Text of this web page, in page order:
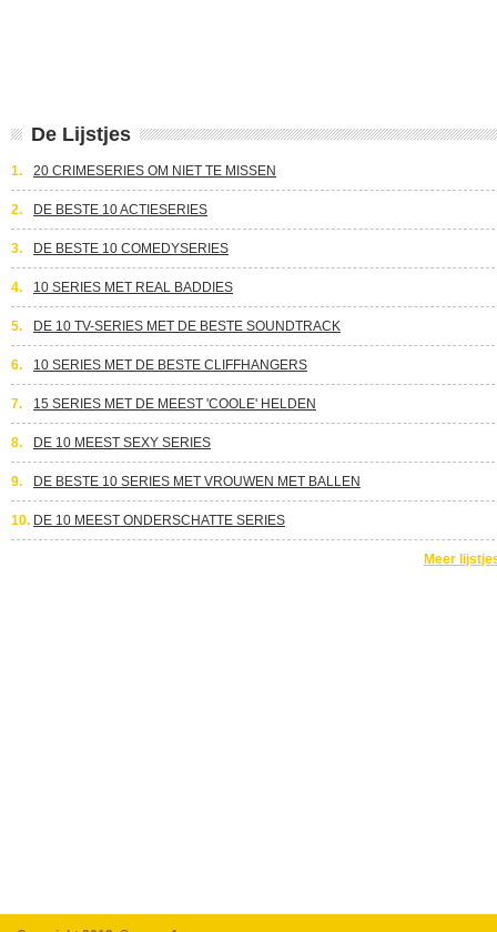
De Lijstjes
1. 20 CRIMESERIES OM NIET TE MISSEN
2. DE BESTE 10 ACTIESERIES
3. DE BESTE 10 COMEDYSERIES
4. 10 SERIES MET REAL BADDIES
5. DE 10 TV-SERIES MET DE BESTE SOUNDTRACK
6. 10 SERIES MET DE BESTE CLIFFHANGERS
7. 15 SERIES MET DE MEEST 'COOLE' HELDEN
8. DE 10 MEEST SEXY SERIES
9. DE BESTE 10 SERIES MET VROUWEN MET BALLEN
10. DE 10 MEEST ONDERSCHATTE SERIES
Meer